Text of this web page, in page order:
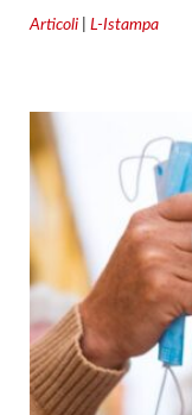
Articoli L-Istampa